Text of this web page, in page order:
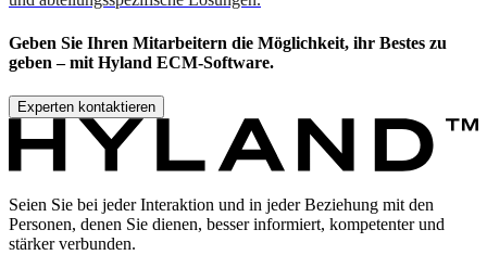
Geben Sie Ihren Mitarbeitern die Möglichkeit, ihr Bestes zu
geben – mit Hyland ECM-Software.
Experten kontaktieren
Seien Sie bei jeder Interaktion und in jeder Beziehung mit den
Personen, denen Sie dienen, besser informiert, kompetenter und
stärker verbunden.